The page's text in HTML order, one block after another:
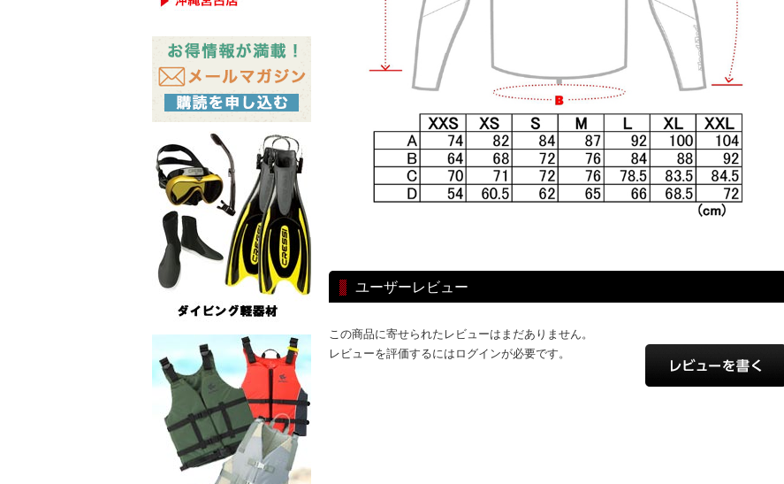
ユーザーレビュー
この商品に寄せられたレビューはまだありません。
レビューを評価するにはログインが必要です。